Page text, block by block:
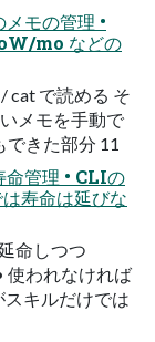
モの管理 •
mo などの
cat で読める そ
メモを手動で
きた部分 11
管理 • CLIの
寿命は延びな
命しつつ
使われなければ
キルだけでは